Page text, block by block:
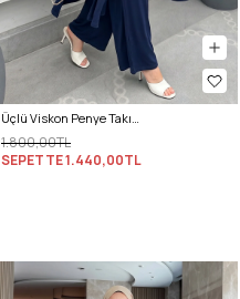
Üçlü Viskon Penye Takım 13205 - LACİVERT
1.800,00TL
SEPETTE1.440,00TL